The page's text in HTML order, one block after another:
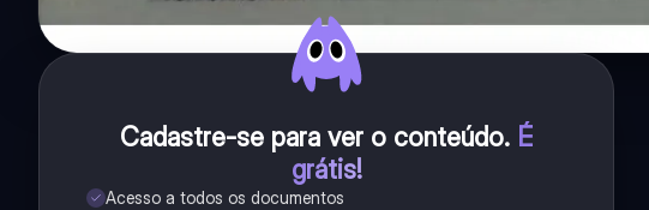
Cadastre-se para ver o conteúdo. É
grátis!
Acesso a todos os documentos